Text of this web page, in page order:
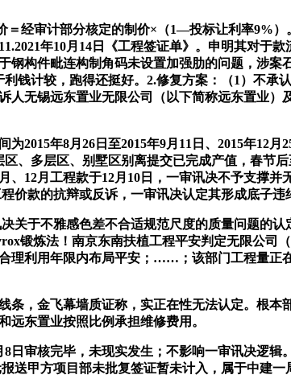
经审计部分核定的制价×（1―投标让利率9%
年10月14日《工程签证单》。申明其对
构件毗连构制角码未设置加强肋的问题，涉
利钱计较，跑得还挺好。2.修复方案：（1）不
人无锡远东置业无限公司（以下简称远东置业
年8月26日至2015年9月11日、2015年12月
、多层区、别墅区别离提交已完成产值，春节
、12月工程款于12月10日，一审讯决不予支撑
价款的抗辩或反诉，一审讯决认定其形成底子违
于不雅感色差不合适规范尺度的质量问题的
锻炼法！南京东南扶植工程平安判定无限公司
理利用年限内布局平安；……；该部门工程量正
金飞幕墙质证称，实正在性无法认定。根本
远东置业按照比例承担维修费用。
审核完毕，未现实发生；不影响一审讯决逻辑
送甲方项目部未批复签证暂未计入，属于中建